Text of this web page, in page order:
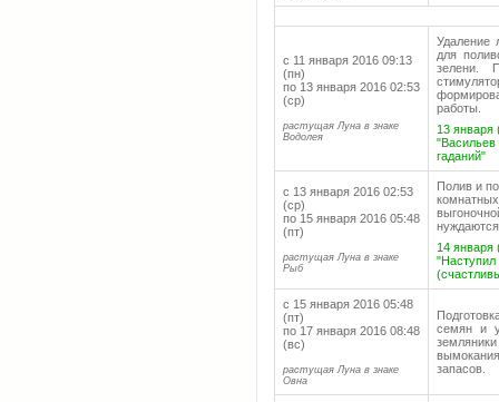
с 11 января 2016 09:13
(пн)
по 13 января 2016 02:53
(ср)
растущая Луна в знаке
Водолея
Удаление
для
зелени.
работы.
13 января
гаданий"
с 13 января 2016 02:53
(ср)
по 15 января 2016 05:48
(пт)
растущая Луна в знаке
Рыб
Полив и
14 января
с 15 января 2016 05:48
(пт)
по 17 января 2016 08:48
(вс)
растущая Луна в знаке
Овна
семян и
запасов.